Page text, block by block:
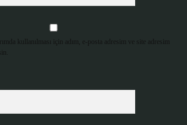
kullanılması için adım, e-posta adresim ve site adresim